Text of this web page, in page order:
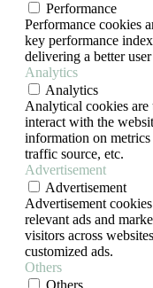
Performance
Performance cookies
key performance
delivering a better
Analytics
Analytics
Analytical cookies are
interact with the
information on
traffic source, etc.
Advertisement
Advertisement
Advertisement
relevant ads and
visitors across
customized ads.
Others